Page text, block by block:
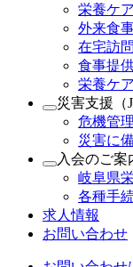
栄養ケ
外来食
在宅訪
食事提
栄養ケ
災害支援（
危機管
災害に
入会のご案
岐阜県
各種手
求人情報
お問い合わせ